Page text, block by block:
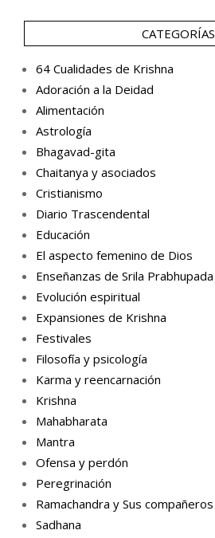
CATEGORÍAS
64 Cualidades de Krishna
Adoración a la Deidad
Alimentación
Astrología
Bhagavad-gita
Chaitanya y asociados
Cristianismo
Diario Trascendental
Educación
El aspecto femenino de Dios
Enseñanzas de Srila Prabhupada
Evolución espiritual
Expansiones de Krishna
Festivales
Filosofía y psicología
Karma y reencarnación
Krishna
Mahabharata
Mantra
Ofensa y perdón
Peregrinación
Ramachandra y Sus compañeros
Sadhana